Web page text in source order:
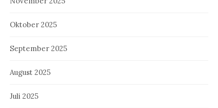
Oktober 2025
September 2025
August 2025
Juli 2025